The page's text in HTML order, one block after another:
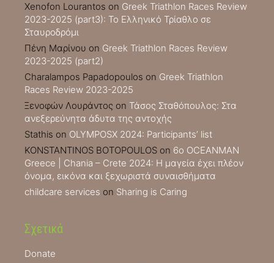
Xenofon Lourantos on Greek Triathlon Races Review
2023-2025 (part3): Το Ελληνικό Τρίαθλο σε
Σταυροδρόμι
Πένη Μαρίνου on Greek Triathlon Races Review
2023-2025 (part2)
Charalampos Papadopoulos on Greek Triathlon
Races Review 2023-2025
Ξενοφών Λουράντος on Τάσος Σταθόπουλος: Στα
ανεξερεύνητα άδυτα της αντοχής
Stathis on OLYMPOSX 2024: Participants’ list
KONSTANTINOS BOTOPOULOS on 6ο OCEANMAN
Greece | Chania – Crete 2024: Η μαγεία έχει πλέον
όνομα, εικόνα και ξεχωριστά συναισθήματα
childcare services on Sharing is Caring
Σχετικά
Donate